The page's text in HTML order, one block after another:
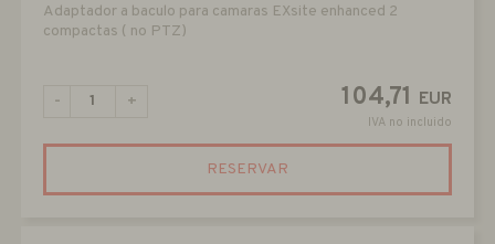
Adaptador a baculo para camaras EXsite enhanced 2
compactas ( no PTZ)
104,71 EUR
IVA no incluido
- +
RESERVAR